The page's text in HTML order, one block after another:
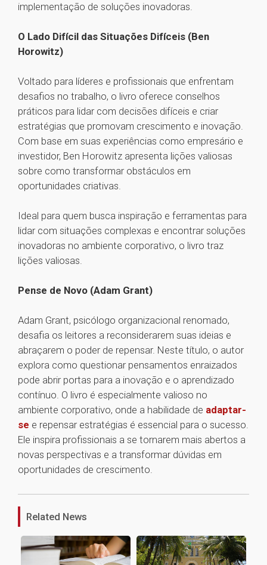
implementação de soluções inovadoras.
O Lado Difícil das Situações Difíceis (Ben
Horowitz)
Voltado para líderes e profissionais que enfrentam
desafios no trabalho, o livro oferece conselhos
práticos para lidar com decisões difíceis e criar
estratégias que promovam crescimento e inovação.
Com base em suas experiências como empresário e
investidor, Ben Horowitz apresenta lições valiosas
sobre como transformar obstáculos em
oportunidades criativas.
Ideal para quem busca inspiração e ferramentas para
lidar com situações complexas e encontrar soluções
inovadoras no ambiente corporativo, o livro traz
lições valiosas.
Pense de Novo (Adam Grant)
Adam Grant, psicólogo organizacional renomado,
desafia os leitores a reconsiderarem suas ideias e
abraçarem o poder de repensar. Neste título, o autor
explora como questionar pensamentos enraizados
pode abrir portas para a inovação e o aprendizado
contínuo. O livro é especialmente valioso no
ambiente corporativo, onde a habilidade de adaptar-
se e repensar estratégias é essencial para o sucesso.
Ele inspira profissionais a se tornarem mais abertos a
novas perspectivas e a transformar dúvidas em
oportunidades de crescimento.
1
Related News